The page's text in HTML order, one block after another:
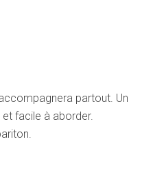
partout. Un
et facile à aborder.